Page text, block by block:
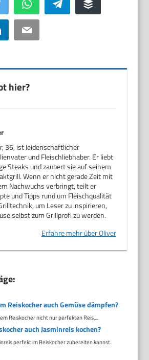
Twitter WhatsApp Telegram Buffer
LinkedIn Email
hier?
36, ist leidenschaftlicher
und Fleischliebhaber. Er liebt
Steaks und zaubert sie auf seinem
Wenn er nicht gerade Zeit mit
Nachwuchs verbringt, teilt er
und Tipps rund um Fleischqualität
um Leser zu inspirieren,
selbst zum Grillprofi zu werden.
Erfahre mehr über Oliver
Reiskocher auch Gemüse dämpfen?
Reiskocher nicht nur perfekten Reis,...
auch Jasminreis kochen?
perfekt im Reiskocher zubereiten kannst.